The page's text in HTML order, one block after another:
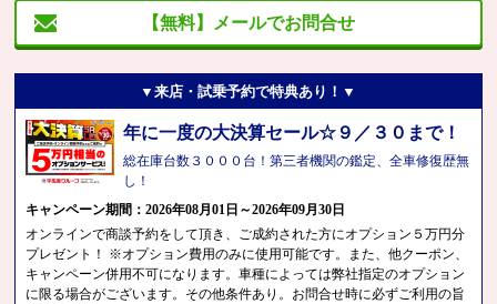
【無料】メールでお問合せ
▼来店・試乗予約で特典あり！▼
年に一度の大決算セール☆９／３０まで！
総在庫台数３０００台！第三者機関の鑑定、全車修復歴無
し！
キャンペーン期間：2026年08月01日～2026年09月30日
オンラインで商談予約をして頂き、ご成約された方にオプション５万円分
プレゼント！ ※オプション費用のみに使用可能です。また、他クーポン、
キャンペーン併用不可になります。車種によっては弊社指定のオプション
に限る場合がございます。その他条件あり。お問合せ時に必ずご利用の旨